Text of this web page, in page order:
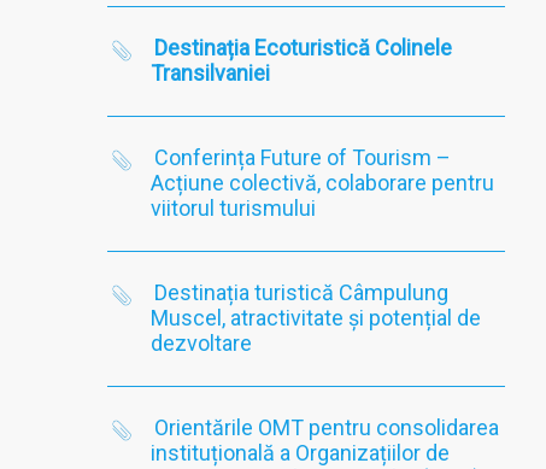
Destinația Ecoturistică Colinele
Transilvaniei
Conferința Future of Tourism –
Acțiune colectivă, colaborare pentru
viitorul turismului
Destinația turistică Câmpulung
Muscel, atractivitate și potențial de
dezvoltare
Orientările OMT pentru consolidarea
instituțională a Organizațiilor de